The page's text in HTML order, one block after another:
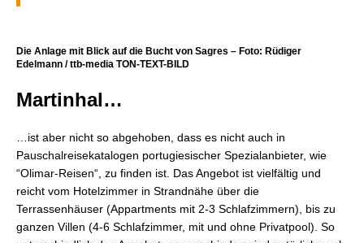
Die Anlage mit Blick auf die Bucht von Sagres – Foto: Rüdiger
Edelmann / ttb-media TON-TEXT-BILD
Martinhal…
…ist aber nicht so abgehoben, dass es nicht auch in
Pauschalreisekatalogen portugiesischer Spezialanbieter, wie
“Olimar-Reisen“, zu finden ist. Das Angebot ist vielfältig und
reicht vom Hotelzimmer in Strandnähe über die
Terrassenhäuser (Appartments mit 2-3 Schlafzimmern), bis zu
ganzen Villen (4-6 Schlafzimmer, mit und ohne Privatpool). So